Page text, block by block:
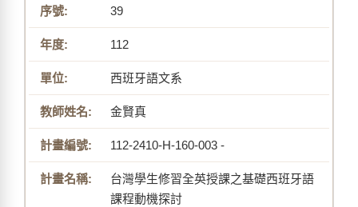
39
112
西班牙語文系
金賢真
112-2410-H-160-003 -
台灣學生修習全英授課之基礎西班牙語
課程動機探討